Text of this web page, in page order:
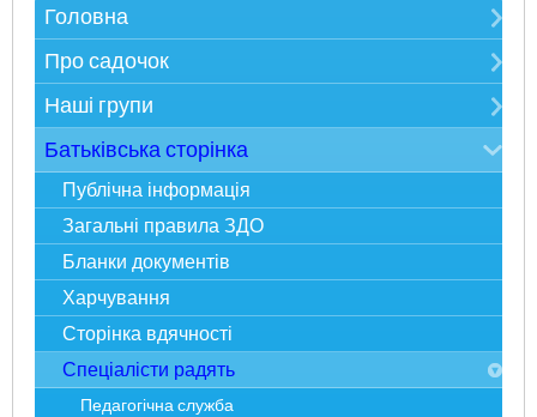
Головна
Зверніть увагу
Електронна реєстрація в ЗДО
Карта сайту
Про садочок
Контакти
Про нас
Фотоекскурсія
Адміністрація
Спеціалісти
Наше життя
Статті у ЗМІ
Досягнення і нагороди
Наші групи
Мудрійки
Розумники
Всезнайки
Несумуйки
Пустунчики
Фантазерики
Цікавинки
Батьківська сторінка
Публічна інформація
Загальні правила ЗДО
Бланки документів
Харчування
Сторінка вдячності
Спеціалісти радять
Педагогічна служба